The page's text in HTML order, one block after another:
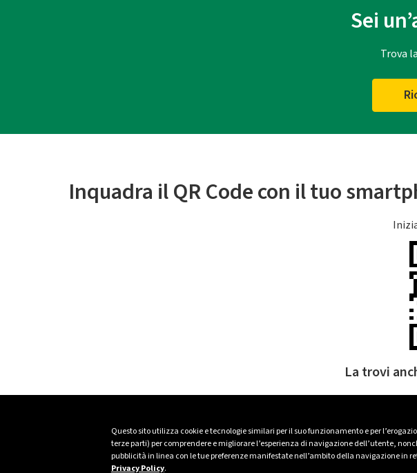
Questo sito utilizza cookie e tecnologie similari per il suo funzionamento e per
terze parti) per comprendere e migliorare l’esperienza di navigazione dell’utente,
pubblicità in linea con le tue preferenze manifestate nell’ambito della navigazione in
Privacy Policy.
Sei
Trova
Inquadra il QR Code con il tuo
La trovi